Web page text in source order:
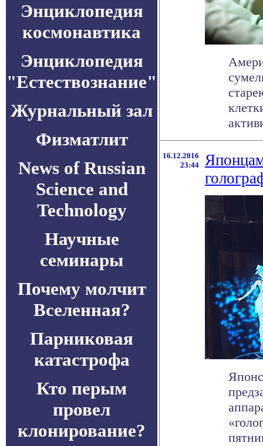
Энциклопедия
космонавтика
Энциклопедия
"Естествознание"
Журнальный зал
Физматлит
News of Russian
Science and
Technology
Научные
семинары
Почему молчит
Вселенная?
Парниковая
катастрофа
Кто перым
провел
клонирование?
16.12.2016
23:44